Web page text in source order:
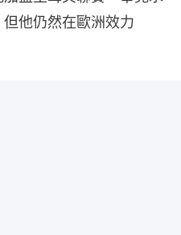
他仍然在歐洲效力